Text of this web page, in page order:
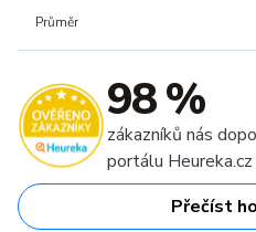
Průměr
98 %
zákazníků nás
portálu Heureka.cz
Přečíst